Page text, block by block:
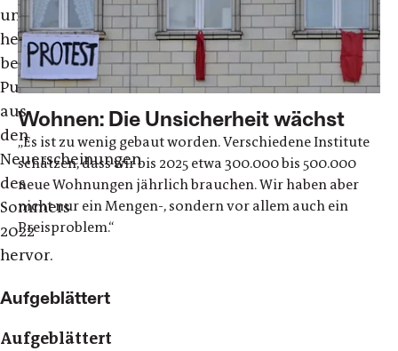
und
hebt
besondere
Publikationen
aus
den
Neuerscheinungen
des
Sommers
2022
hervor.
Aufgeblättert
Aufgeblättert
Wohnen: Die Unsicherheit wächst
„Es ist zu wenig gebaut worden. Verschiedene Institute
schätzen, dass wir bis 2025 etwa 300.000 bis 500.000
neue Wohnungen jährlich brauchen. Wir haben aber
nicht nur ein Mengen-, sondern vor allem auch ein
Preisproblem.“